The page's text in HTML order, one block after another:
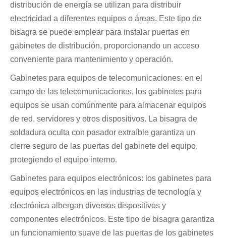
distribución de energía se utilizan para distribuir
electricidad a diferentes equipos o áreas. Este tipo de
bisagra se puede emplear para instalar puertas en
gabinetes de distribución, proporcionando un acceso
conveniente para mantenimiento y operación.
Gabinetes para equipos de telecomunicaciones: en el
campo de las telecomunicaciones, los gabinetes para
equipos se usan comúnmente para almacenar equipos
de red, servidores y otros dispositivos. La bisagra de
soldadura oculta con pasador extraíble garantiza un
cierre seguro de las puertas del gabinete del equipo,
protegiendo el equipo interno.
Gabinetes para equipos electrónicos: los gabinetes para
equipos electrónicos en las industrias de tecnología y
electrónica albergan diversos dispositivos y
componentes electrónicos. Este tipo de bisagra garantiza
un funcionamiento suave de las puertas de los gabinetes